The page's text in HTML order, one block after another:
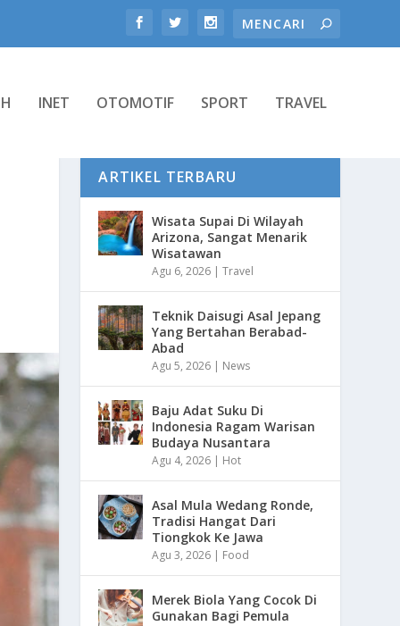
INET OTOMOTIF SPORT TRAVEL
ARTIKEL TERBARU
Wisata Supai Di Wilayah
Arizona, Sangat Menarik
Wisatawan
Agu 6, 2026 |Travel
Teknik Daisugi Asal Jepang
Yang Bertahan Berabad-
Abad
Agu 5, 2026 | News
Baju Adat Suku Di
Indonesia Ragam Warisan
Budaya Nusantara
Agu 4, 2026 | Hot
Asal Mula Wedang Ronde,
Tradisi Hangat Dari
Tiongkok Ke Jawa
Agu 3, 2026 | Food
Merek Biola Yang Cocok Di
Gunakan Bagi Pemula